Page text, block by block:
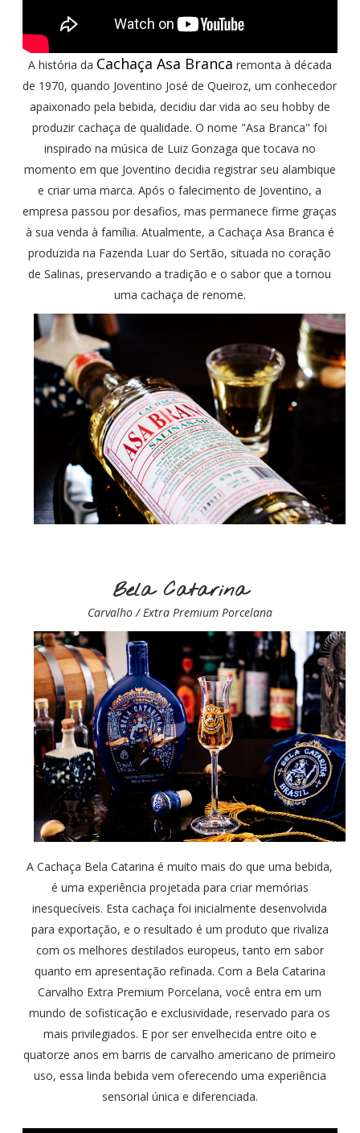
A história da Cachaça Asa Branca remonta à década
de 1970, quando Joventino José de Queiroz, um conhecedor
apaixonado pela bebida, decidiu dar vida ao seu hobby de
produzir cachaça de qualidade. O nome "Asa Branca" foi
inspirado na música de Luiz Gonzaga que tocava no
momento em que Joventino decidia registrar seu alambique
e criar uma marca. Após o falecimento de Joventino, a
empresa passou por desafios, mas permanece firme graças
à sua venda à família. Atualmente, a Cachaça Asa Branca é
produzida na Fazenda Luar do Sertão, situada no coração
de Salinas, preservando a tradição e o sabor que a tornou
uma cachaça de renome.
Bela Catarina
Carvalho / Extra Premium Porcelana
A Cachaça Bela Catarina é muito mais do que uma bebida,
é uma experiência projetada para criar memórias
inesquecíveis. Esta cachaça foi inicialmente desenvolvida
para exportação, e o resultado é um produto que rivaliza
com os melhores destilados europeus, tanto em sabor
quanto em apresentação refinada. Com a Bela Catarina
Carvalho Extra Premium Porcelana, você entra em um
mundo de sofisticação e exclusividade, reservado para os
mais privilegiados. E por ser envelhecida entre oito e
quatorze anos em barris de carvalho americano de primeiro
uso, essa linda bebida vem oferecendo uma experiência
sensorial única e diferenciada.